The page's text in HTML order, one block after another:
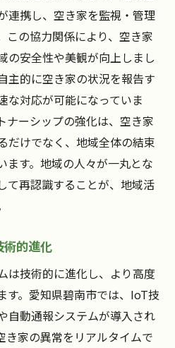
連携し、空き家を監視・管理
この協力関係により、空き家
の安全性や美観が向上しまし
主的に空き家の状況を報告す
な対応が可能になっていま
ナーシップの強化は、空き家
だけでなく、地域全体の結束
ます。地域の人々が一丸とな
て再認識することが、地域活
術的進化
は技術的に進化し、より高度
す。愛知県碧南市では、IoT技
自動通報システムが導入され
き家の異常をリアルタイムで